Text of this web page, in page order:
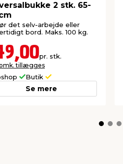
2 stk. 65-
det selv-arbejde eller
bord. Maks. 100 kg.
pr. stk.
tillægges
Butik
Se mere